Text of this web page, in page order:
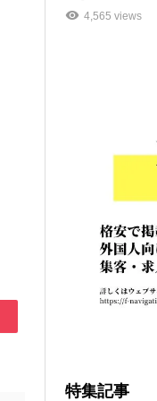
4,565 views
特集記事